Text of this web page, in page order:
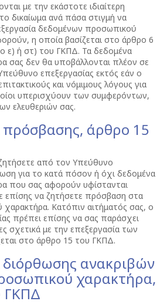
με την εκάστοτε ιδιαίτερη
δικαίωμα ανά πάσα στιγμή να
δεδομένων προσωπικού
η οποία βασίζεται στο άρθρο 6
ε) ή στ) του ΓΚΠΔ. Τα δεδομένα
σας δεν θα υποβάλλονται πλέον σε
επεξεργασίας εκτός εάν ο
και νόμιμους λόγους για
υπερισχύουν των συμφερόντων,
ελευθεριών σας.
άρθρο 15
από τον Υπεύθυνο
για το κατά πόσον ή όχι δεδομένα
που σας αφορούν υφίστανται
επίσης να ζητήσετε πρόσβαση στα
Κατόπιν αιτήματός σας, ο
πρέπει επίσης να σας παράσχει
σχετικά με την επεξεργασία των
στο άρθρο 15 του ΓΚΠΔ.
ανακριβών
χαρακτήρα,
ΓΚΠΔ